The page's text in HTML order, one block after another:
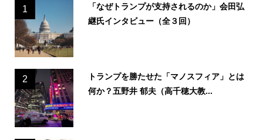
1
「なぜトランプが支持されるのか」会田弘
継氏インタビュー（全３回）
2
トランプを勝たせた「マノスフィア」とは
何か？五野井 郁夫（高千穂大教...